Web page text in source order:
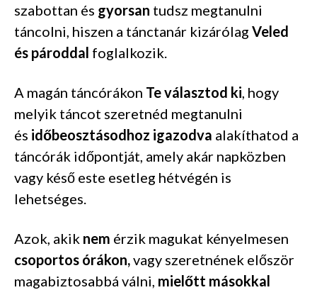
szabottan és gyorsan tudsz megtanulni
táncolni, hiszen a tánctanár kizárólag Veled
és pároddal foglalkozik.
A magán táncórákon Te választod ki , hogy
melyik táncot szeretnéd megtanulni
és időbeosztásodhoz igazodva alakíthatod a
táncórák időpontját, amely akár napközben
vagy késő este esetleg hétvégén is
lehetséges.
Azok, akik nem érzik magukat kényelmesen
csoportos órákon,vagy szeretnének először
magabiztosabbá válni, mielőtt másokkal